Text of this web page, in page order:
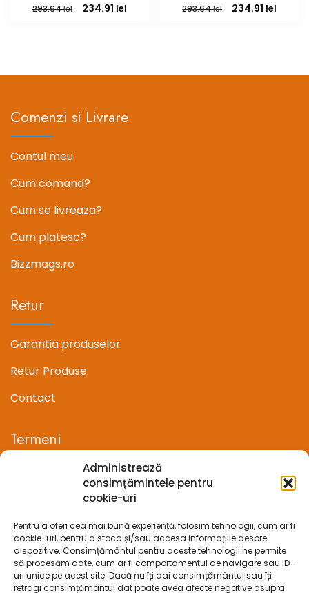
Administrează
consimțămintele pentru
cookie-uri
Pentru a oferi cea mai bună experiență, folosim tehnologii, cum ar fi
cookie-uri, pentru a stoca și/sau accesa informațiile despre
dispozitive. Consimțământul pentru aceste tehnologii ne permite
să procesăm date, cum ar fi comportamentul de navigare sau ID-
uri unice pe acest site. Dacă nu îți dai consimțământul sau îți
retragi consimțământul dat poate avea afecte negative asupra
293.64lei
Prețul
234.91 leiPrețul
293.64lei
Prețul
234.91 lei
Comenzi si Livrare
Contul meu
Cum comand?
Cum se livreaza?
Cum platesc?
Bizzmags.ro
Retur
Garantia produselor
Retur Produse
Contact
Termeni
Termeni si conditii
Confidentialitate
Politica cookie-uri (UE)
Prelucrarea datelor cu caracter personal